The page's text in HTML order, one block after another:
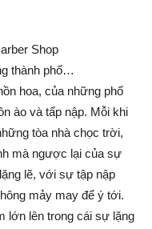
Shop
thành phố…
hoa, của những phố
ào và tấp nập. Mỗi khi
tòa nhà chọc trời,
mà ngược lại của sự
lẽ, với sự tập nập
mảy may để ý tới.
lớn lên trong cái sự lặng